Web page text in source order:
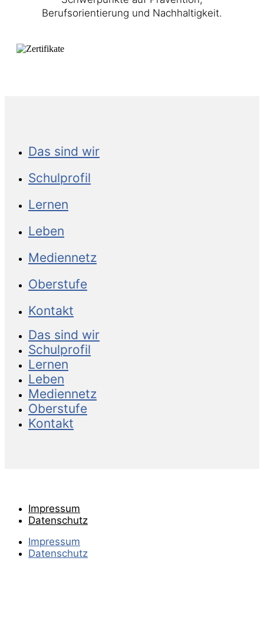
Berufsorientierung und Nachhaltigkeit.
Das sind wir
Schulprofil
Lernen
Leben
Mediennetz
Oberstufe
Kontakt
Das sind wir
Schulprofil
Lernen
Leben
Mediennetz
Oberstufe
Kontakt
Impressum
Datenschutz
Impressum
Datenschutz